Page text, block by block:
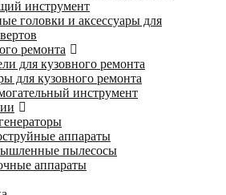
инструмент
головки и аксессуары для
ремонта
для кузовного ремонта
для кузовного ремонта
инструмент
аппараты
пылесосы
аппараты